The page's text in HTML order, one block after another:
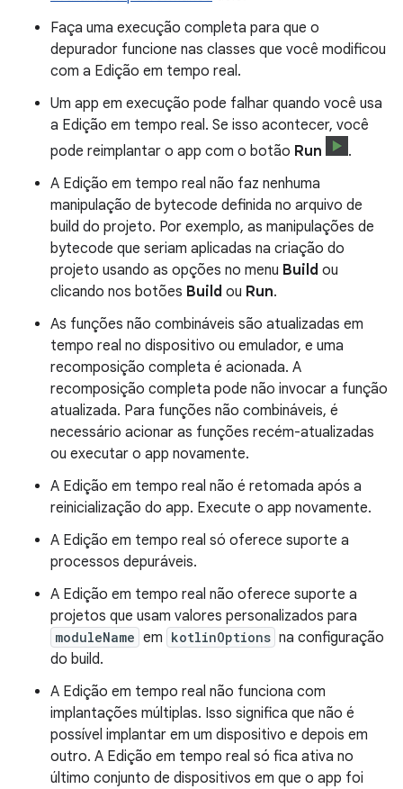
Faça uma execução completa para que o
depurador funcione nas classes que você modificou
com a Edição em tempo real.
Um app em execução pode falhar quando você usa
a Edição em tempo real. Se isso acontecer, você
pode reimplantar o app com o botão Run
.
A Edição em tempo real não faz nenhuma
manipulação de bytecode definida no arquivo de
build do projeto. Por exemplo, as manipulações de
bytecode que seriam aplicadas na criação do
projeto usando as opções no menu Build ou
clicando nos botões Build ou Run.
As funções não combináveis são atualizadas em
tempo real no dispositivo ou emulador, e uma
recomposição completa é acionada. A
recomposição completa pode não invocar a função
atualizada. Para funções não combináveis, é
necessário acionar as funções recém-atualizadas
ou executar o app novamente.
A Edição em tempo real não é retomada após a
reinicialização do app. Execute o app novamente.
A Edição em tempo real só oferece suporte a
processos depuráveis.
A Edição em tempo real não oferece suporte a
projetos que usam valores personalizados para
moduleName em kotlinOptions na configuração
do build.
A Edição em tempo real não funciona com
implantações múltiplas. Isso significa que não é
possível implantar em um dispositivo e depois em
outro. A Edição em tempo real só fica ativa no
último conjunto de dispositivos em que o app foi